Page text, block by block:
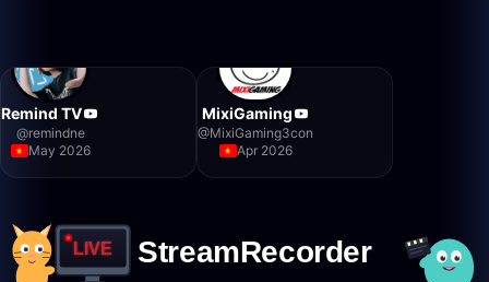
Remind TV
@remindne
May 2026
MixiGaming
@MixiGaming3con
Apr 2026